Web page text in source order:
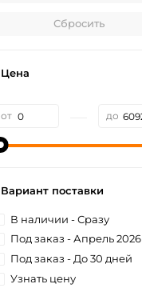
Сбросить
Цена
от до
Вариант поставки
В наличии - Сразу
Под заказ - Апрель 2026
Под заказ - До 30 дней
Узнать цену